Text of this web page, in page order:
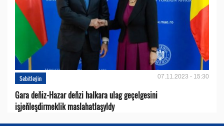
Sebitleýin 07.11.2023 - 15:30
Gara deňiz-Hazar deňzi halkara ulag geçelgesini
işjeňleşdirmeklik maslahatlaşyldy